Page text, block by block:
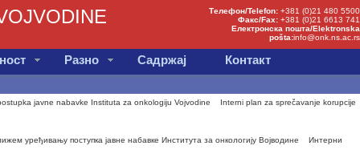
Телефон/Telefon: +381 (0)21 480 5500
Факс/Fax: +381 (0)21 6613 741
Електронска пошта/Elektronska
pošta:info@onk.ns.ac.rs
Разно Садржај Контакт
javne nabavke Instituta za onkologiju Vojvodine Interni plan za sprečavanje korupcije
уређивању поступка јавне набавке Института за онкологију Војводине Интерни